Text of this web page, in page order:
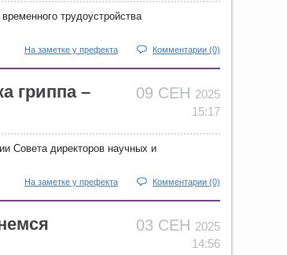
трудоустройства
На заметке у префекта Комментарии (0)
09 СЕН 2025
15:17
гриппа –
Совета директоров научных и
На заметке у префекта Комментарии (0)
03 СЕН 2025
14:56